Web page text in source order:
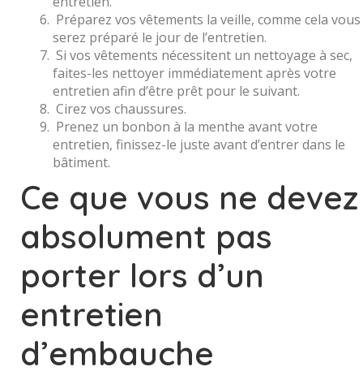
Préparez vos vêtements la veille, comme cela vous
serez préparé le jour de l’entretien.
Si vos vêtements nécessitent un nettoyage à sec,
faites-les nettoyer immédiatement après votre
entretien afin d’être prêt pour le suivant.
Cirez vos chaussures.
Prenez un bonbon à la menthe avant votre
entretien, finissez-le juste avant d’entrer dans le
bâtiment.
Ce que vous ne devez
absolument pas
porter lors d’un
entretien
d’embauche